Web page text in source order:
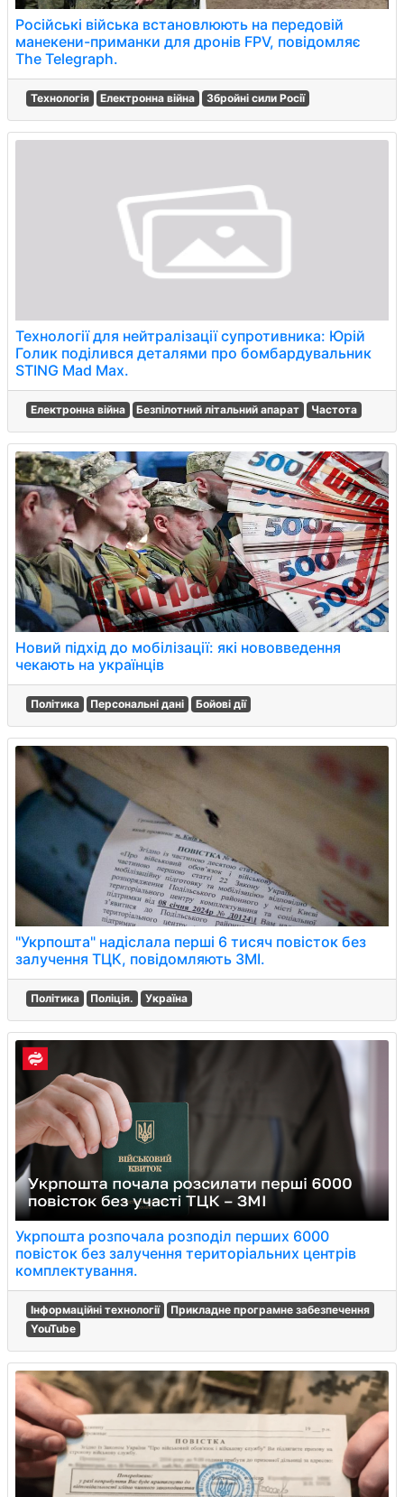
Російські війська встановлюють на передовій
манекени-приманки для дронів FPV, повідомляє
The Telegraph.
Технологія Електронна війна Збройні сили Росії
Технології для нейтралізації супротивника: Юрій
Голик поділився деталями про бомбардувальник
STING Mad Max.
Електронна війна Безпілотний літальний апарат Частота
Новий підхід до мобілізації: які нововведення
чекають на українців
Політика Персональні дані Бойові дії
"Укрпошта" надіслала перші 6 тисяч повісток без
залучення ТЦК, повідомляють ЗМІ.
Політика Поліція. Україна
Укрпошта розпочала розподіл перших 6000
повісток без залучення територіальних центрів
комплектування.
Інформаційні технології
Прикладне програмне забезпечення
YouTube